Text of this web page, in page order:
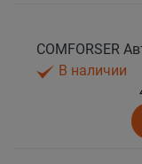
В наличии